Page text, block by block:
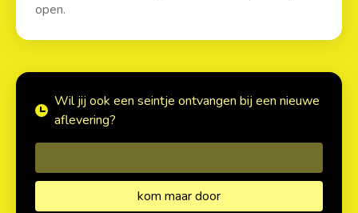
open.
Wil jij ook een seintje ontvangen bij een nieuwe
aflevering?